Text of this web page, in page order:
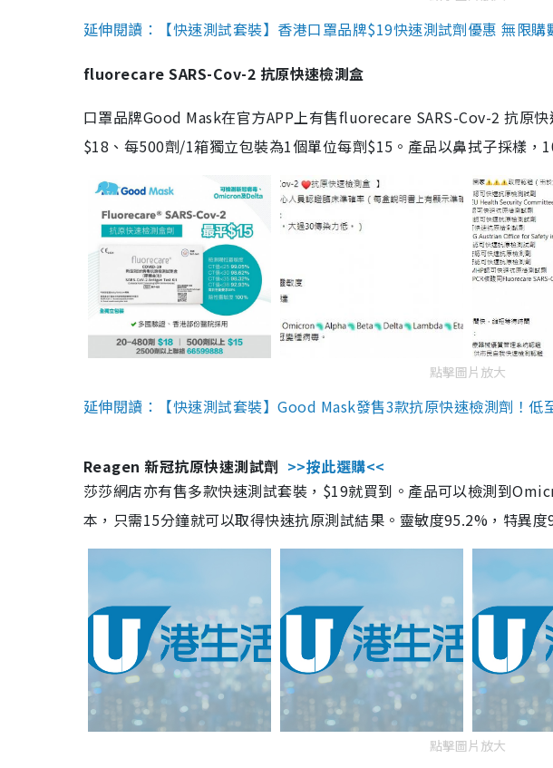
延伸閱讀：【快速測試套裝】香港口罩品牌$19快速測試劑優惠 無限
fluorecare SARS-Cov-2 抗原快速檢測盒
口罩品牌Good Mask在官方APP上有售fluorecare SARS-Cov-2 抗原
$18、每500劑/1箱獨立包裝為1個單位每劑$15。產品以鼻拭子採樣，
點擊圖片放大
延伸閱讀：【快速測試套裝】Good Mask發售3款抗原快速檢測劑！
Reagen 新冠抗原快速測試劑 >>按此選購<<
莎莎網店亦有售多款快速測試套裝，$19就買到。產品可以檢測到
本，只需15分鐘就可以取得快速抗原測試結果。靈敏度95.2%，特異度
點擊圖片放大